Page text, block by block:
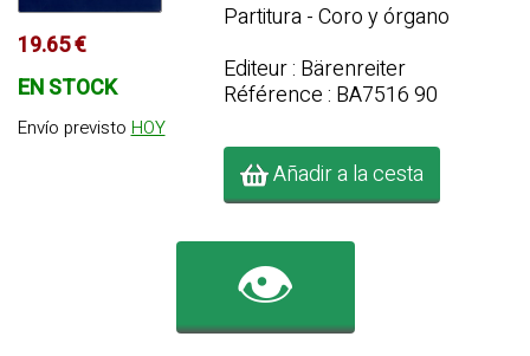
19.65 €
EN STOCK
Envío previsto HOY
Partitura - Coro y órgano
Editeur : Bärenreiter
Référence : BA7516 90
Añadir a la cesta
👁️